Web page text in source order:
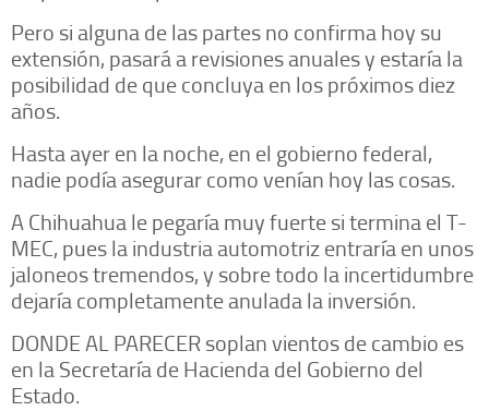
Pero si alguna de las partes no confirma hoy su
extensión, pasará a revisiones anuales y estaría la
posibilidad de que concluya en los próximos diez
años.
Hasta ayer en la noche, en el gobierno federal,
nadie podía asegurar como venían hoy las cosas.
A Chihuahua le pegaría muy fuerte si termina el T-
MEC, pues la industria automotriz entraría en unos
jaloneos tremendos, y sobre todo la incertidumbre
dejaría completamente anulada la inversión.
DONDE AL PARECER soplan vientos de cambio es
en la Secretaría de Hacienda del Gobierno del
Estado.